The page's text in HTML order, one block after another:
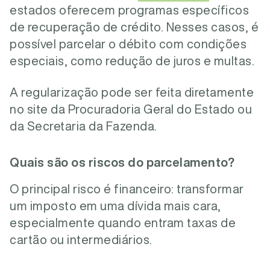
estados oferecem programas específicos
de recuperação de crédito. Nesses casos, é
possível parcelar o débito com condições
especiais, como redução de juros e multas.
A regularização pode ser feita diretamente
no site da Procuradoria Geral do Estado ou
da Secretaria da Fazenda.
Quais são os riscos do parcelamento?
O principal risco é financeiro: transformar
um imposto em uma dívida mais cara,
especialmente quando entram taxas de
cartão ou intermediários.